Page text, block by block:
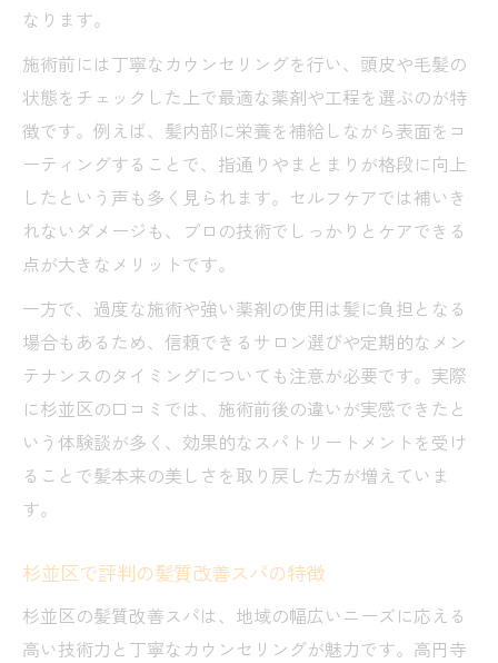
なります。
施術前には丁寧なカウンセリングを行い、頭皮や毛髪の
状態をチェックした上で最適な薬剤や工程を選ぶのが特
徴です。例えば、髪内部に栄養を補給しながら表面をコ
ーティングすることで、指通りやまとまりが格段に向上
したという声も多く見られます。セルフケアでは補いき
れないダメージも、プロの技術でしっかりとケアできる
点が大きなメリットです。
一方で、過度な施術や強い薬剤の使用は髪に負担となる
場合もあるため、信頼できるサロン選びや定期的なメン
テナンスのタイミングについても注意が必要です。実際
に杉並区の口コミでは、施術前後の違いが実感できたと
いう体験談が多く、効果的なスパトリートメントを受け
ることで髪本来の美しさを取り戻した方が増えていま
す。
杉並区で評判の髪質改善スパの特徴
杉並区の髪質改善スパは、地域の幅広いニーズに応える
高い技術力と丁寧なカウンセリングが魅力です。高円寺